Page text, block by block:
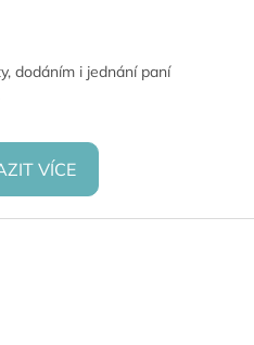
dodáním i jednání paní
VÍCE